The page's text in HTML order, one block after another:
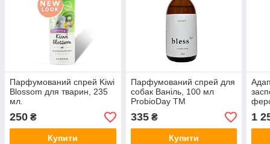
Парфумований спрей Kiwi
Blossom для тварин, 235
мл.
250 ₴
Купити
Парфумований спрей для
собак Ваніль, 100 мл
ProbioDay TM
335₴
Купити
1